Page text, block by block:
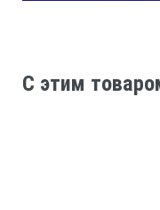
C этим